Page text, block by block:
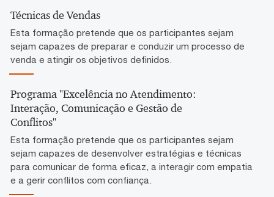
Técnicas de Vendas
Esta formação pretende que os participantes sejam
sejam capazes de preparar e conduzir um processo de
venda e atingir os objetivos definidos.
Programa "Excelência no Atendimento:
Interação, Comunicação e Gestão de
Conflitos"
Esta formação pretende que os participantes sejam
sejam capazes de desenvolver estratégias e técnicas
para comunicar de forma eficaz, a interagir com empatia
e a gerir conflitos com confiança.